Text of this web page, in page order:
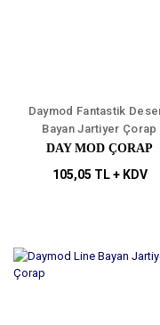
Daymod Fantastik
Bayan Jartiyer Çorap
DAY MOD ÇORAP
105,05 TL + KDV